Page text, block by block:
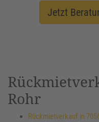
Jetzt
Rohr
Rückmietverkauf in